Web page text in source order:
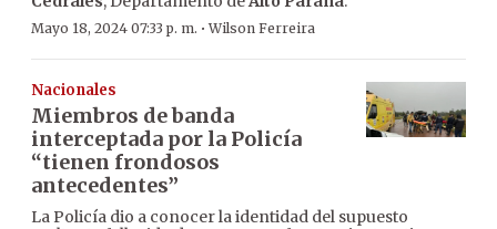
Mayo 18, 2024 07:33 p. m. ·Wilson Ferreira
Nacionales
Miembros de banda
interceptada por la Policía
“tienen frondosos
antecedentes”
La Policía dio a conocer la identidad del supuesto